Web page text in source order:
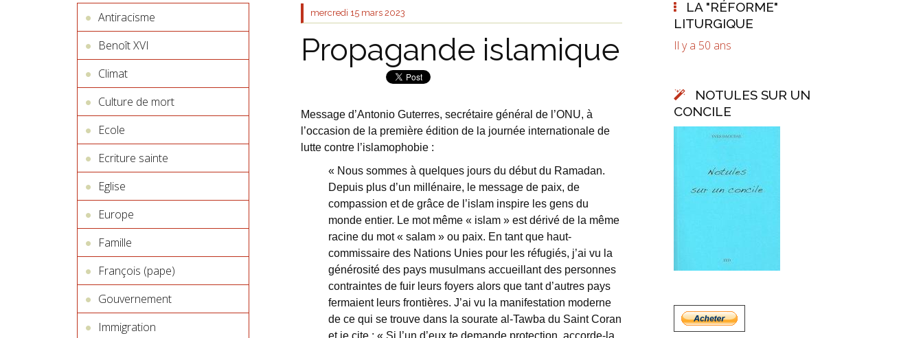
Antiracisme
Benoît XVI
Climat
Culture de mort
Ecole
Ecriture sainte
Eglise
Europe
Famille
François (pape)
Gouvernement
Immigration
mercredi 15 mars 2023
Propagande islamique
Message d’Antonio Guterres, secrétaire général de l’ONU, à
l’occasion de la première édition de la journée internationale de
lutte contre l’islamophobie :
« Nous sommes à quelques jours du début du Ramadan.
Depuis plus d’un millénaire, le message de paix, de
compassion et de grâce de l’islam inspire les gens du
monde entier. Le mot même « islam » est dérivé de la même
racine du mot « salam » ou paix. En tant que haut-
commissaire des Nations Unies pour les réfugiés, j’ai vu la
générosité des pays musulmans accueillant des personnes
contraintes de fuir leurs foyers alors que tant d’autres pays
fermaient leurs frontières. J’ai vu la manifestation moderne
de ce qui se trouve dans la sourate al-Tawba du Saint Coran
et je cite : « Si l’un d’eux te demande protection, accorde-la
LA "RÉFORME"
LITURGIQUE
Il y a 50 ans
NOTULES SUR UN
CONCILE